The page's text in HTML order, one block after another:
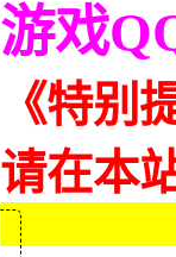
游戏
《特别
请在本